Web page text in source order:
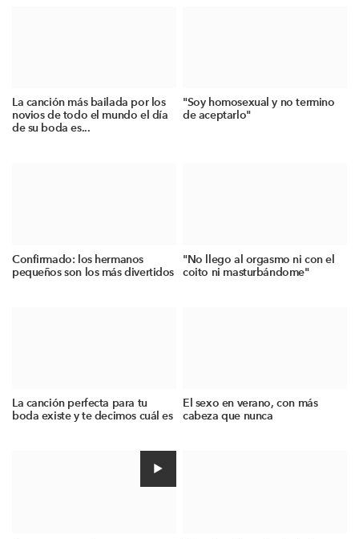
La canción más bailada por los
novios de todo el mundo el día
de su boda es...
"Soy homosexual y no termino
de aceptarlo"
Confirmado: los hermanos
pequeños son los más divertidos
"No llego al orgasmo ni con el
coito ni masturbándome"
La canción perfecta para tu
boda existe y te decimos cuál es
El sexo en verano, con más
cabeza que nunca